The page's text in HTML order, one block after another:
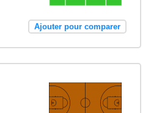
Ajouter pour comparer